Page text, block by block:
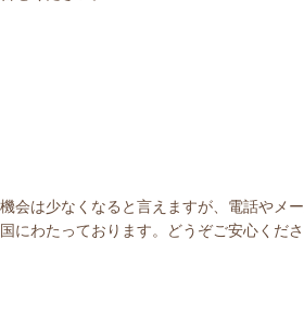
会は少なくなると言えますが、電話やメ
にわたっております。どうぞご安心くださ